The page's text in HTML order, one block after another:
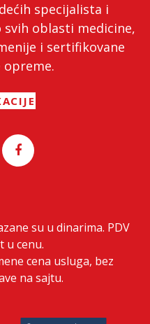
specijalista i
oblasti medicine,
i sertifikovane
opreme.
su u dinarima. PDV
u cenu.
cena usluga, bez
na sajtu.